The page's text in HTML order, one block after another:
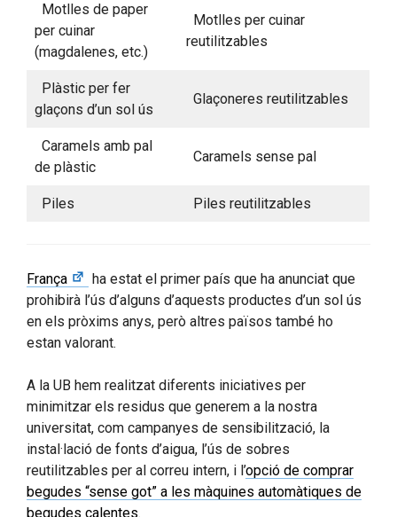
Motlles de paper
per cuinar
(magdalenes, etc.)
Motlles per cuinar
reutilitzables
Plàstic per fer
glaçons d’un sol ús
Glaçoneres reutilitzables
Caramels amb pal
de plàstic
Caramels sense pal
Piles Piles reutilitzables
França
ha estat el primer país que ha anunciat que
prohibirà l’ús d’alguns d’aquests productes d’un sol ús
en els pròxims anys, però altres països també ho
estan valorant.
A la UB hem realitzat diferents iniciatives per
minimitzar els residus que generem a la nostra
universitat, com campanyes de sensibilització, la
instal·lació de fonts d’aigua, l’ús de sobres
reutilitzables per al correu intern, i l’opció de comprar
begudes “sense got” a les màquines automàtiques de
begudes calentes.